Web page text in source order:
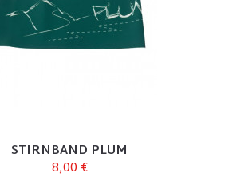
STIRNBAND PLUM
8,00 €